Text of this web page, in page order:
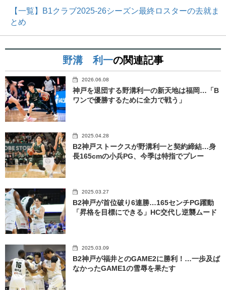
【一覧】B1クラブ2025-26シーズン最終ロスターの去就ま
とめ
野溝 利一の関連記事
2026.06.08
神戸を退団する野溝利一の新天地は福岡…「B
ワンで優勝するために全力で戦う」
2025.04.28
B2神戸ストークスが野溝利一と契約締結…身
長165cmの小兵PG、今季は特指でプレー
2025.03.27
B2神戸が首位破り6連勝…165センチPG躍動
「昇格を目標にできる」HC交代し逆襲ムード
2025.03.09
B2神戸が福井とのGAME2に勝利！…一歩及ば
なかったGAME1の雪辱を果たす